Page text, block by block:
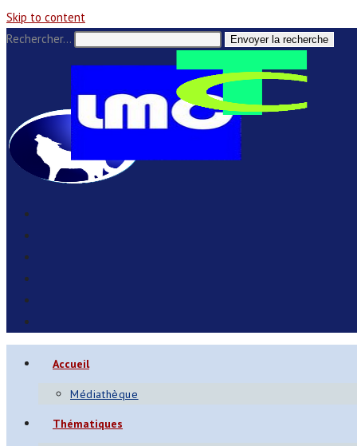
Skip to content
Rechercher…
Envoyer la recherche
Accueil
Médiathèque
Thématiques